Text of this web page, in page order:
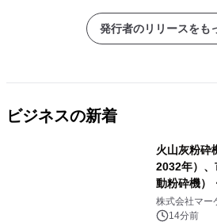
発行者のリリースをも
ビジネスの新着
火山灰粉砕
2032年）
動粉砕機）
株式会社マー
14分前